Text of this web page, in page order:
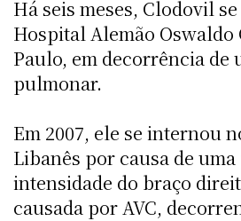
Há seis meses, Clodovil
Hospital Alemão Oswaldo
Paulo, em decorrência de
pulmonar.
Em 2007, ele se internou
Libanês por causa de
intensidade do braço
causada por AVC,